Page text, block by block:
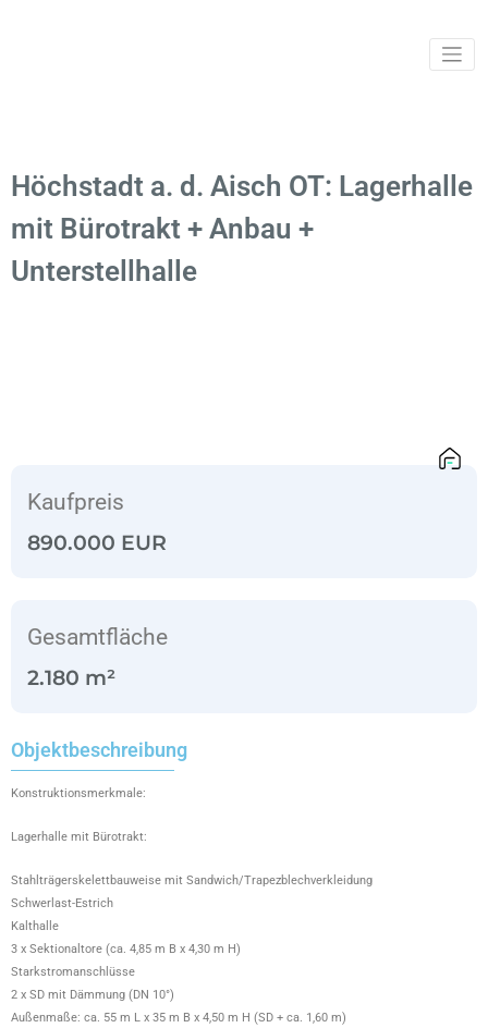
svib
Höchstadt a. d. Aisch OT: Lagerhalle
mit Bürotrakt + Anbau +
Unterstellhalle
Kaufpreis
890.000 EUR
Gesamtfläche
2.180 m²
Objektbeschreibung
Konstruktionsmerkmale:
Lagerhalle mit Bürotrakt:
Stahlträgerskelettbauweise mit Sandwich/Trapezblechverkleidung
Schwerlast-Estrich
Kalthalle
3 x Sektionaltore (ca. 4,85 m B x 4,30 m H)
Starkstromanschlüsse
2 x SD mit Dämmung (DN 10°)
Außenmaße: ca. 55 m L x 35 m B x 4,50 m H (SD + ca. 1,60 m)